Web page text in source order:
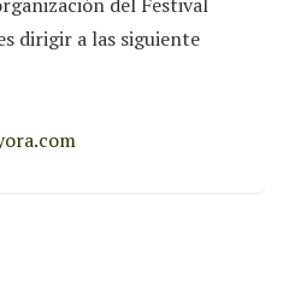
dirigir a las siguiente